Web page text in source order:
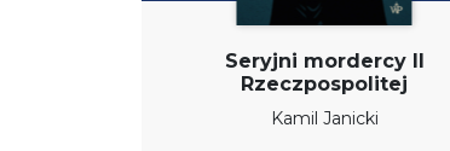
Seryjni mordercy II
Rzeczpospolitej
Kamil Janicki